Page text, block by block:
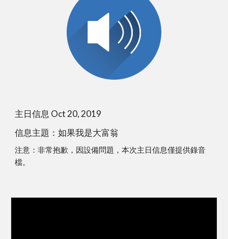
主日信息 Oct 20, 2019
信息主題：如果我是大富翁
注意：非常抱歉，因設備問題，本次主日信息僅提供錄音
檔。